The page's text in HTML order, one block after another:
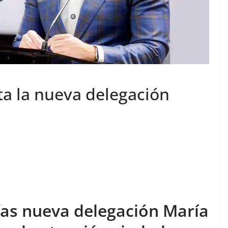
la nueva delegación
nueva delegación María